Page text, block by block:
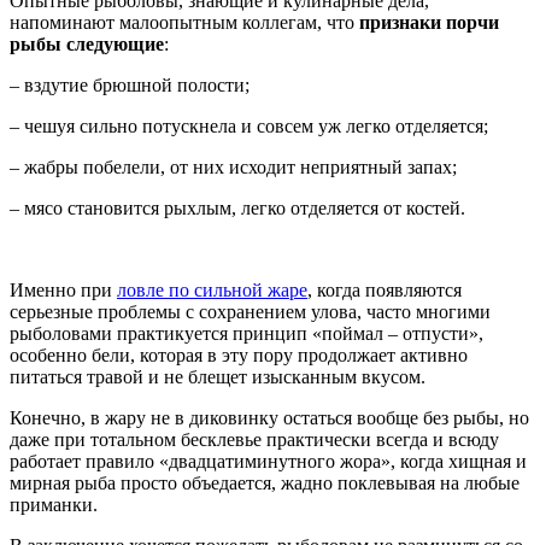
напоминают малоопытным коллегам, что признаки порчи
рыбы следующие:
– вздутие брюшной полости;
– чешуя сильно потускнела и совсем уж легко отделяется;
– жабры побелели, от них исходит неприятный запах;
– мясо становится рыхлым, легко отделяется от костей.
Именно при ловле по сильной жаре, когда появляются
серьезные проблемы с сохранением улова, часто многими
рыболовами практикуется принцип «поймал – отпусти»,
особенно бели, которая в эту пору продолжает активно
питаться травой и не блещет изысканным вкусом.
Конечно, в жару не в диковинку остаться вообще без рыбы, но
даже при тотальном бесклевье практически всегда и всюду
работает правило «двадцатиминутного жора», когда хищная и
мирная рыба просто объедается, жадно поклевывая на любые
приманки.